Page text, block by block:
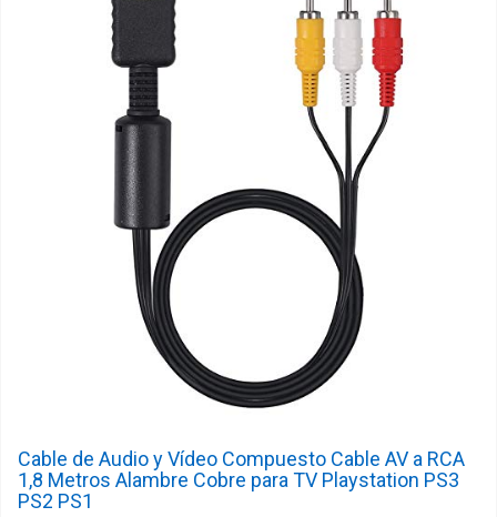
Cable de Audio y Vídeo Compuesto Cable AV a RCA
1,8 Metros Alambre Cobre para TV Playstation PS3
PS2 PS1